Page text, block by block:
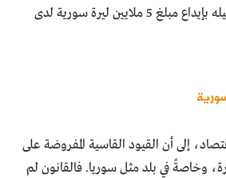
قيام البائع أو خلفه أو وكيله بإيداع مبلغ 5 ملايين ليرة سورية لدى
إلى أن القيود القاسية المفروضة على
وخاصةً في بلد مثل سوريا. فالقانون لم